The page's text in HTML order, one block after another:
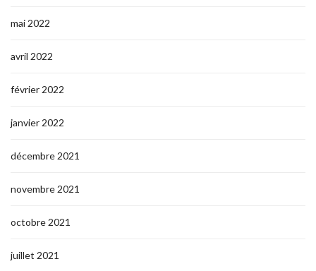
mai 2022
avril 2022
février 2022
janvier 2022
décembre 2021
novembre 2021
octobre 2021
juillet 2021